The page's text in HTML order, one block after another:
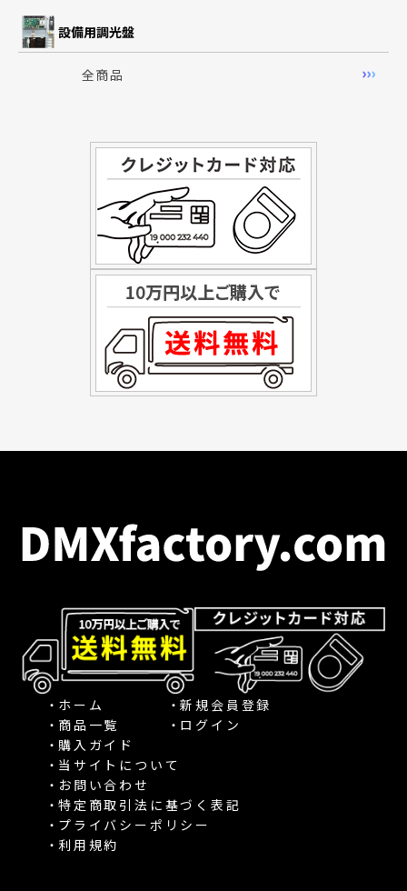
設備用調光盤
全商品
ホーム
商品一覧
購入ガイド
当サイトについて
お問い合わせ
新規会員登録
ログイン
特定商取引法に基づく表記
プライバシーポリシー
利用規約